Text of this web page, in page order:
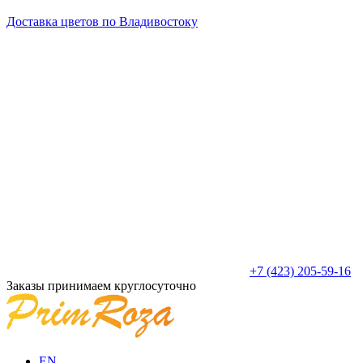
Доставка цветов по Владивостоку
+7 (423) 205-59-16
Заказы принимаем круглосуточно